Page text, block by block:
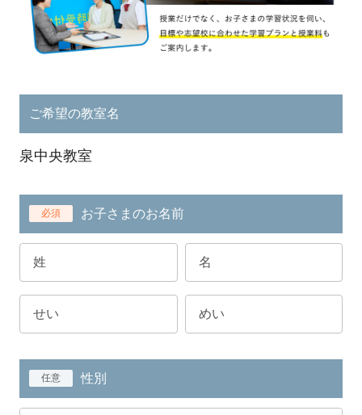
ご希望の教室名
泉中央教室
必須 お子さまのお名前
任意 性別